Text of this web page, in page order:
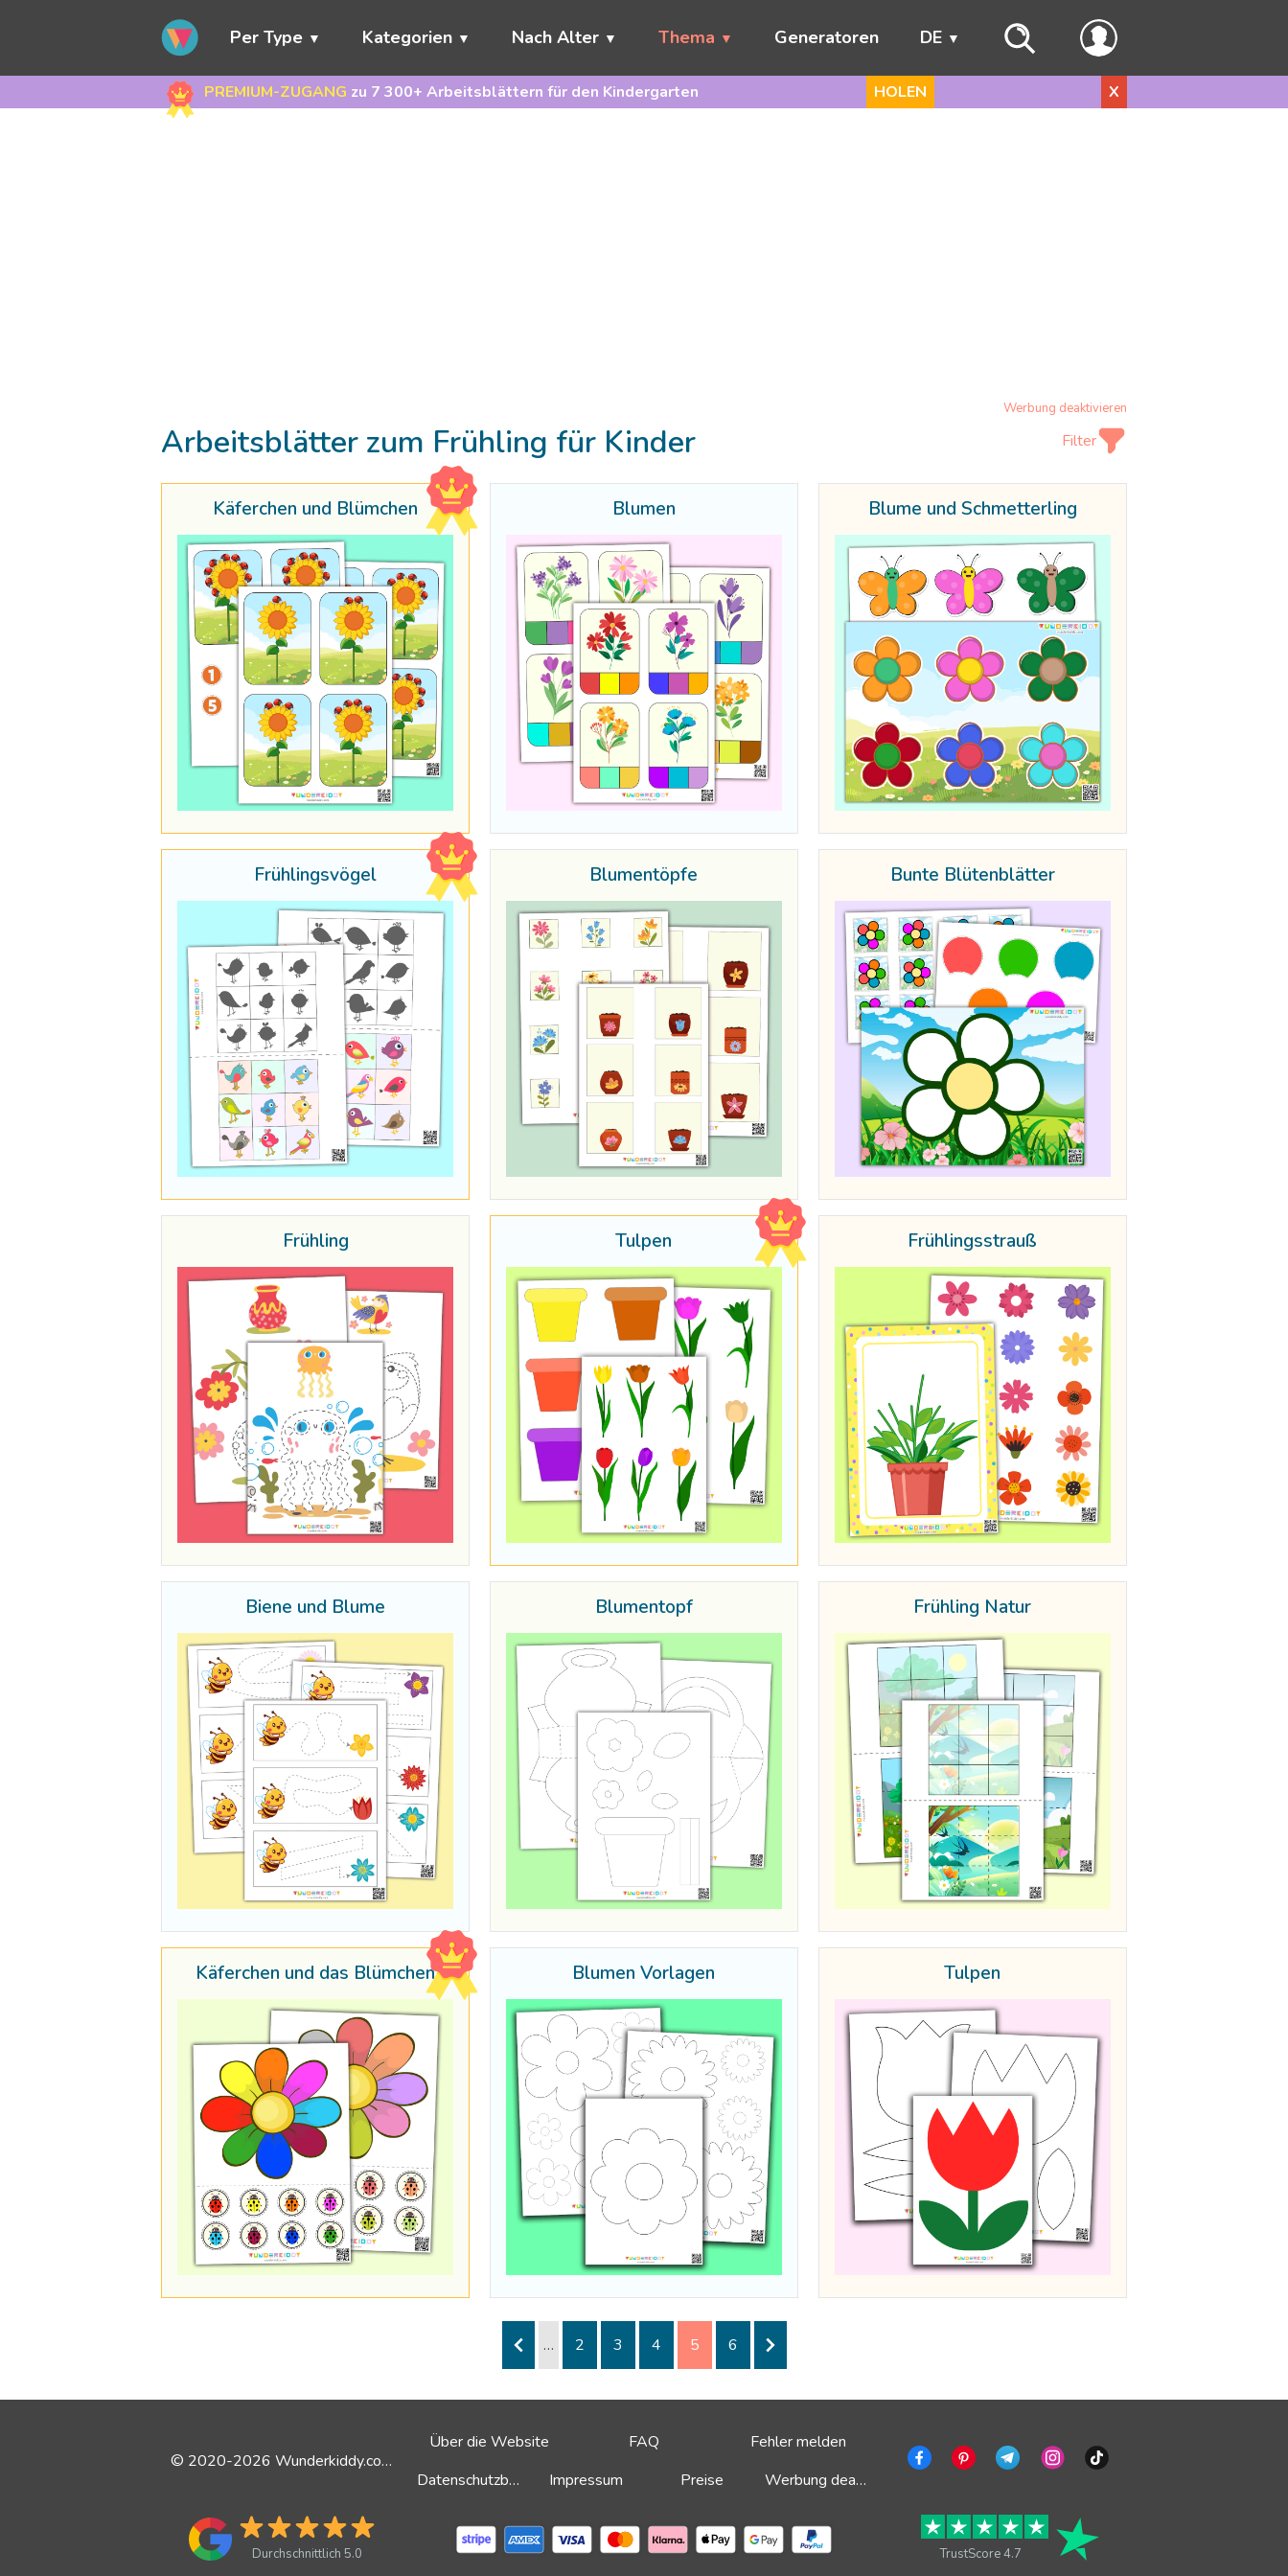
Per Type Kategorien Nach Alter Thema Generatoren DE
PREMIUM-ZUGANG zu 7 300+ Arbeitsblättern für den Kindergarten HOLEN X
Werbung deaktivieren
Arbeitsblätter zum Frühling für Kinder Filter
Käferchen und Blümchen Blumen Blume und Schmetterling
Frühlingsvögel Blumentöpfe Bunte Blütenblätter
Frühling Tulpen Frühlingsstrauß
Biene und Blume Blumentopf Frühling Natur
Käferchen und das Blümchen Blumen Vorlagen Tulpen
… 2 3 4 5 6
© 2020-2026 Wunderkiddy.com
Über die Website FAQ
Fehler melden
Datenschutzbestimmungen
Impressum Preise Werbung deaktivieren
Durchschnittlich 5.0 TrustScore 4.7